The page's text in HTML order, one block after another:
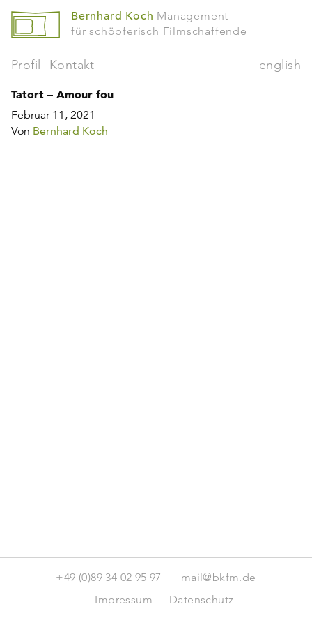
Bernhard Koch Management
für schöpferisch Filmschaffende
Profil Kontakt english
Tatort – Amour fou
Februar 11, 2021
Von Bernhard Koch
+49 (0)89 34 02 95 97
mail@bkfm.de
Impressum
Datenschutz